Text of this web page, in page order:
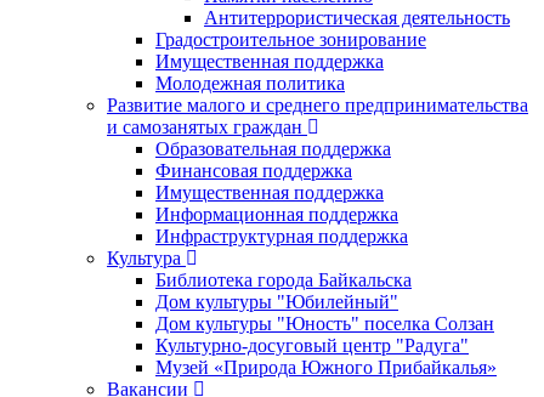
Антитеррористическая деятельность
Градостроительное зонирование
Имущественная поддержка
Молодежная политика
Развитие малого и среднего предпринимательства
и самозанятых граждан
Образовательная поддержка
Финансовая поддержка
Имущественная поддержка
Информационная поддержка
Инфраструктурная поддержка
Культура
Библиотека города Байкальска
Дом культуры "Юбилейный"
Дом культуры "Юность" поселка Солзан
Культурно-досуговый центр "Радуга"
Музей «Природа Южного Прибайкалья»
Вакансии